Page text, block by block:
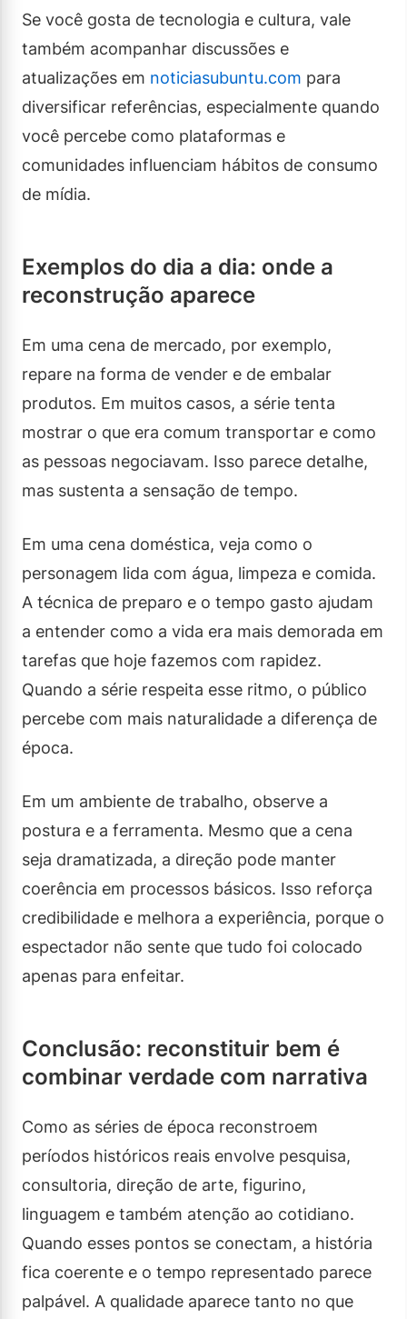
Se você gosta de tecnologia e cultura, vale
também acompanhar discussões e
atualizações em noticiasubuntu.com para
diversificar referências, especialmente quando
você percebe como plataformas e
comunidades influenciam hábitos de consumo
de mídia.
Exemplos do dia a dia: onde a
reconstrução aparece
Em uma cena de mercado, por exemplo,
repare na forma de vender e de embalar
produtos. Em muitos casos, a série tenta
mostrar o que era comum transportar e como
as pessoas negociavam. Isso parece detalhe,
mas sustenta a sensação de tempo.
Em uma cena doméstica, veja como o
personagem lida com água, limpeza e comida.
A técnica de preparo e o tempo gasto ajudam
a entender como a vida era mais demorada em
tarefas que hoje fazemos com rapidez.
Quando a série respeita esse ritmo, o público
percebe com mais naturalidade a diferença de
época.
Em um ambiente de trabalho, observe a
postura e a ferramenta. Mesmo que a cena
seja dramatizada, a direção pode manter
coerência em processos básicos. Isso reforça
credibilidade e melhora a experiência, porque o
espectador não sente que tudo foi colocado
apenas para enfeitar.
Conclusão: reconstituir bem é
combinar verdade com narrativa
Como as séries de época reconstroem
períodos históricos reais envolve pesquisa,
consultoria, direção de arte, figurino,
linguagem e também atenção ao cotidiano.
Quando esses pontos se conectam, a história
fica coerente e o tempo representado parece
palpável. A qualidade aparece tanto no que